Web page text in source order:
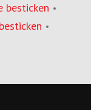
besticken •
•